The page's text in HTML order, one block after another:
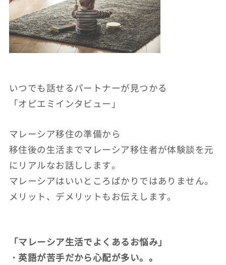
いつでも話せるパートナーが見つかる
「オピエミインタビュー」
マレーシア移住の準備から
移住後の生活までマレーシア移住者が体験談を元
にリアルなお話しします。
マレーシアはいいところばかりではありません。
メリット、デメリットもお伝えします。
「マレーシア生活でよくあるお悩み」
・英語が苦手だから心配が多い。。